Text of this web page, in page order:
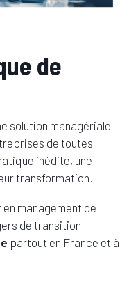
de
solution managériale
de toutes
inédite, une
transformation.
management de
de transition
partout en France et à